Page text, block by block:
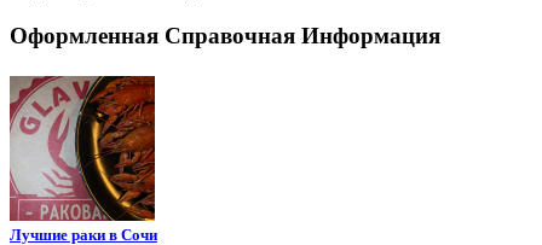
Оформленная Справочная Информация
Лучшие раки в Сочи